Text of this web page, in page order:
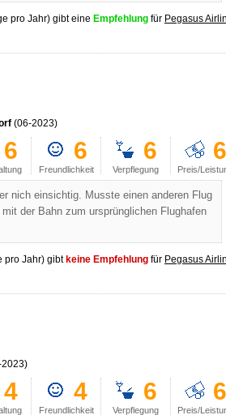
pro Jahr) gibt eine Empfehlung für Pegasus
(06-2023)
6 6
Freundlichkeit
6
Verpflegung
6
Preis/
nich einsichtig. Musste einen anderen Flug
der Bahn zum ursprünglichen Flughafen
pro Jahr) gibt keine Empfehlung für Pegasus
2023)
4 4
Freundlichkeit
6
Verpflegung
6
Preis/